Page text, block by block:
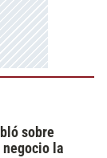
sobre
negocio la